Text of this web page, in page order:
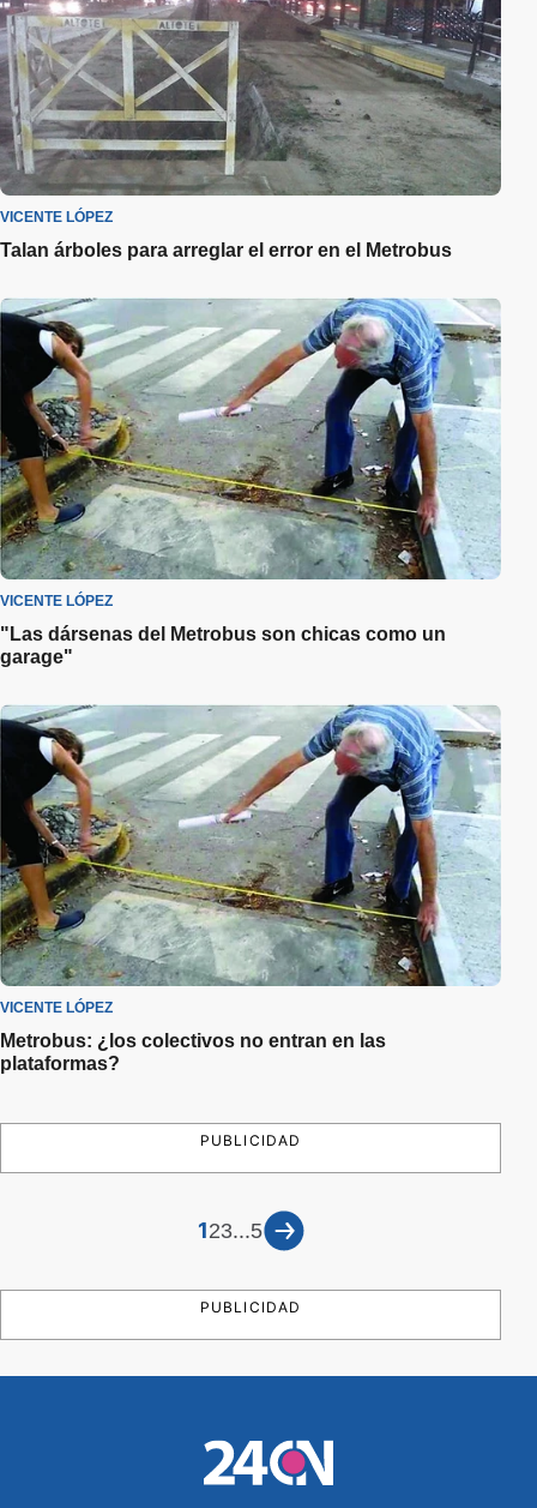
VICENTE LÓPEZ
Talan árboles para arreglar el error en el Metrobus
VICENTE LÓPEZ
"Las dársenas del Metrobus son chicas como un
garage"
VICENTE LÓPEZ
Metrobus: ¿los colectivos no entran en las
plataformas?
PUBLICIDAD
123...5
PUBLICIDAD